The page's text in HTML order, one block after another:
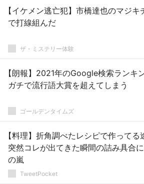
【イケメン逃亡犯】市橋達也のマジキ
で打線組んだ
ザ・ミステリー体験
【朗報】2021年のGoogle検索ランキン
ガチで流行語大賞を超えてしまう
ゴールデンタイムズ
【料理】折角調べたレシピで作ってる
突然コレが出てきた瞬間の詰み具合
の嵐
TweetPocket